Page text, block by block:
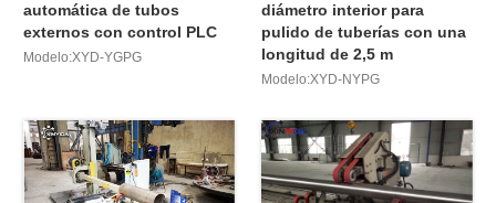
automática de tubos
externos con control PLC
Modelo:XYD-YGPG
diámetro interior para
pulido de tuberías con una
longitud de 2,5 m
Modelo:XYD-NYPG